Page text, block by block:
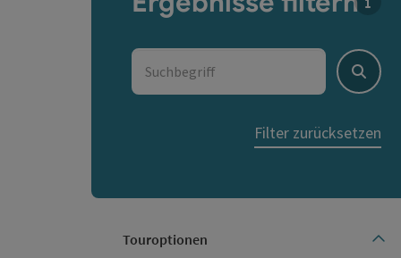
Für
Suchbegriff
Suchen
Filter zurücksetzen
Touroptionen
Der